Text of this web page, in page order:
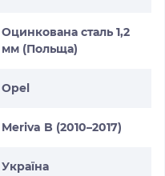
Оцинкована сталь 1,2
мм (Польща)
Opel
Meriva B (2010–2017)
Україна